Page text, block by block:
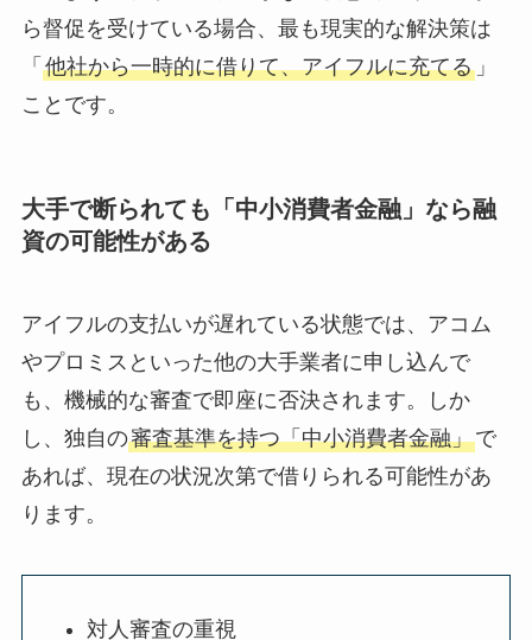
ら督促を受けている場合、最も現実的な解決策は
「 他社から一時的に借りて、アイフルに充てる」
ことです。
大手で断られても「中小消費者金融」なら融
資の可能性がある
アイフルの支払いが遅れている状態では、アコム
やプロミスといった他の大手業者に申し込んで
も、機械的な審査で即座に否決されます。しか
し、独自の審査基準を持つ「中小消費者金融」で
あれば、現在の状況次第で借りられる可能性があ
ります。
対人審査の重視